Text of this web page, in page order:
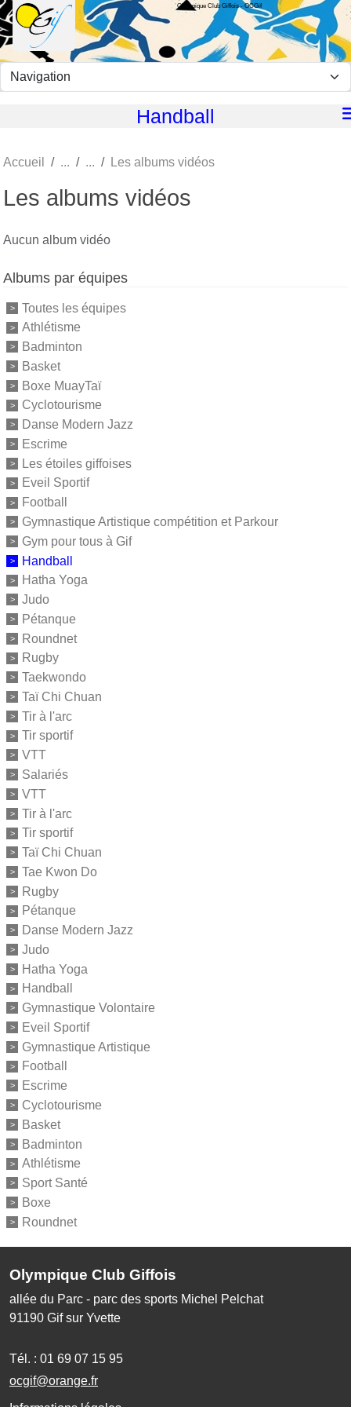
Olympique Club Giffois - OCGif
Handball
Accueil Les albums vidéos
Les albums vidéos
Aucun album vidéo
Albums par équipes
Toutes les équipes
Athlétisme
Badminton
Basket
Boxe MuayTaï
Cyclotourisme
Danse Modern Jazz
Escrime
Les étoiles giffoises
Eveil Sportif
Football
Gymnastique Artistique compétition et Parkour
Gym pour tous à Gif
Handball
Hatha Yoga
Judo
Pétanque
Roundnet
Rugby
Taekwondo
Taï Chi Chuan
Tir à l'arc
Tir sportif
VTT
Salariés
VTT
Tir à l'arc
Tir sportif
Taï Chi Chuan
Tae Kwon Do
Rugby
Pétanque
Danse Modern Jazz
Judo
Hatha Yoga
Handball
Gymnastique Volontaire
Eveil Sportif
Gymnastique Artistique
Football
Escrime
Cyclotourisme
Basket
Badminton
Athlétisme
Sport Santé
Boxe
Roundnet
Olympique Club Giffois
allée du Parc - parc des sports Michel Pelchat
91190 Gif sur Yvette
Tél. : 01 69 07 15 95
ocgif@orange.fr
Panneau de gestion des cookies